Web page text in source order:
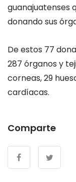
guanajuatenses
donando sus
De estos 77
287 órganos y
corneas, 29
cardíacas.
Comparte